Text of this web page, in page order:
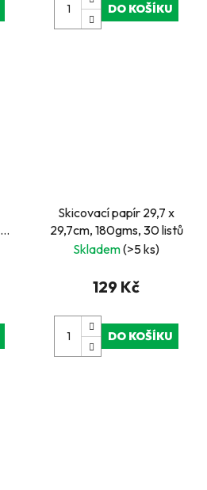
DO KOŠÍKU
Skicovací papír 29,7 x
29,7cm, 180gms, 30 listů
Skladem(>5 ks)
129 Kč
DO KOŠÍKU